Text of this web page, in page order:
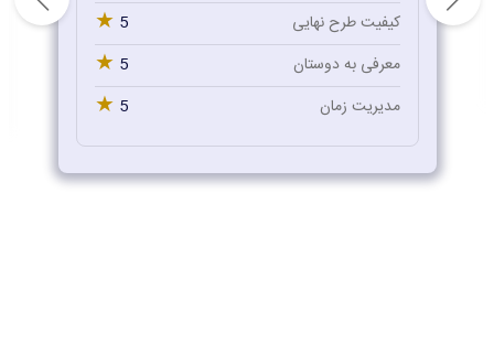
کیفیت طرح نهایی 5
★
معرفی به دوستان 5
★
مدیریت زمان 5
★